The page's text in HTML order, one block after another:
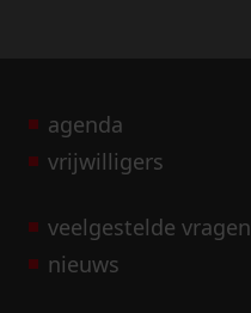
agenda
vrijwilligers
veelgestelde vragen
nieuws